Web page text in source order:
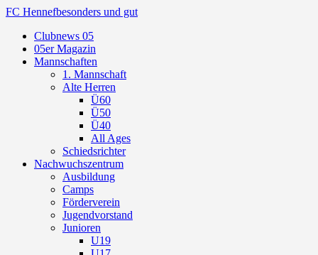
FC Hennefbesonders und gut
Clubnews 05
05er Magazin
Mannschaften
1. Mannschaft
Alte Herren
Ü60
Ü50
Ü40
All Ages
Schiedsrichter
Nachwuchszentrum
Ausbildung
Camps
Förderverein
Jugendvorstand
Junioren
U19